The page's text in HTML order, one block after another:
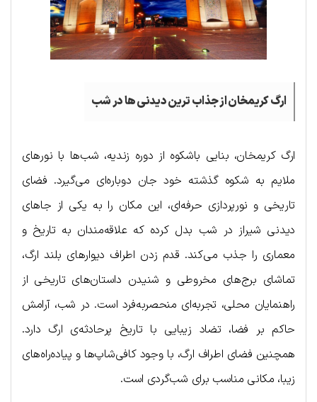
ارگ کریمخان از جذاب ترین دیدنی ها در شب
ارگ کریمخان، بنایی باشکوه از دوره زندیه، شب‌ها با نورهای
ملایم به شکوه گذشته خود جان دوباره‌ای می‌گیرد. فضای
تاریخی و نورپردازی حرفه‌ای، این مکان را به یکی از جاهای
دیدنی شیراز در شب بدل کرده که علاقه‌مندان به تاریخ و
معماری را جذب می‌کند. قدم زدن اطراف دیوارهای بلند ارگ،
تماشای برج‌های مخروطی و شنیدن داستان‌های تاریخی از
راهنمایان محلی، تجربه‌ای منحصربه‌فرد است. در شب، آرامش
حاکم بر فضا، تضاد زیبایی با تاریخ پرحادثه‌ی ارگ دارد.
همچنین فضای اطراف ارگ، با وجود کافی‌شاپ‌ها و پیاده‌راه‌های
زیبا، مکانی مناسب برای شب‌گردی است.